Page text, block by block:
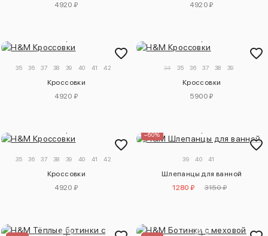
4920 ₽
4920 ₽
35 36 37 38 39 40 41 42
Кроссовки
4920 ₽
34 35 36 37 38 39
Кроссовки
5900 ₽
35 36 37 38 39 40 41 42
Кроссовки
4920 ₽
–60%
39 40 41
Шлепанцы для ванной
1280 ₽
3150 ₽